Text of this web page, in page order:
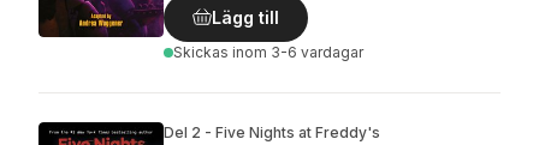
Lägg till
Skickas inom 3-6 vardagar
Del 2 - Five Nights at Freddy's